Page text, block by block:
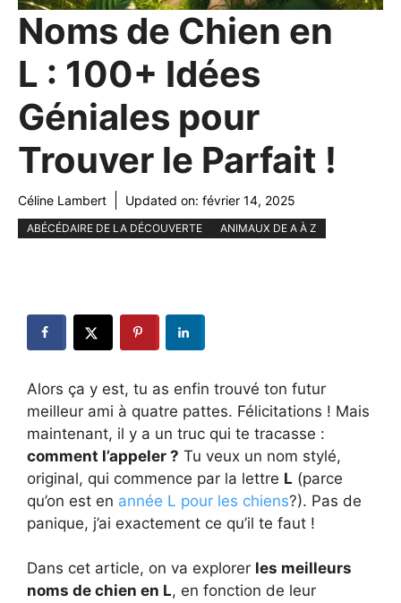
Noms de Chien en
L : 100+ Idées
Géniales pour
Trouver le Parfait !
Céline Lambert Updated on: février 14, 2025
ABÉCÉDAIRE DE LA DÉCOUVERTE ANIMAUX DE A À Z
Alors ça y est, tu as enfin trouvé ton futur
meilleur ami à quatre pattes. Félicitations ! Mais
maintenant, il y a un truc qui te tracasse :
comment l’appeler ? Tu veux un nom stylé,
original, qui commence par la lettre L (parce
qu’on est en année L pour les chiens?). Pas de
panique, j’ai exactement ce qu’il te faut !
Dans cet article, on va explorer les meilleurs
noms de chien en L, en fonction de leur